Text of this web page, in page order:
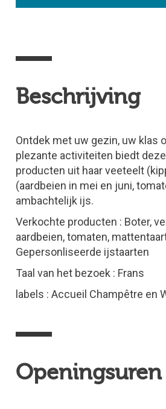
Beschrijving
Ontdek met uw gezin, uw klas
plezante activiteiten biedt
producten uit haar veeteelt
(aardbeien in mei en juni,
ambachtelijk ijs.
Verkochte producten : Boter,
aardbeien, tomaten,
Gepersonliseerde ijstaarten
Taal van het bezoek : Frans
labels : Accueil Champêtre en
Openingsuren